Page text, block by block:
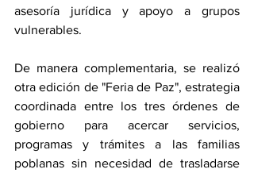
asesoría jurídica y apoyo a grupos
vulnerables.
De manera complementaria, se realizó
otra edición de "Feria de Paz", estrategia
coordinada entre los tres órdenes de
gobierno para acercar servicios,
programas y trámites a las familias
poblanas sin necesidad de trasladarse